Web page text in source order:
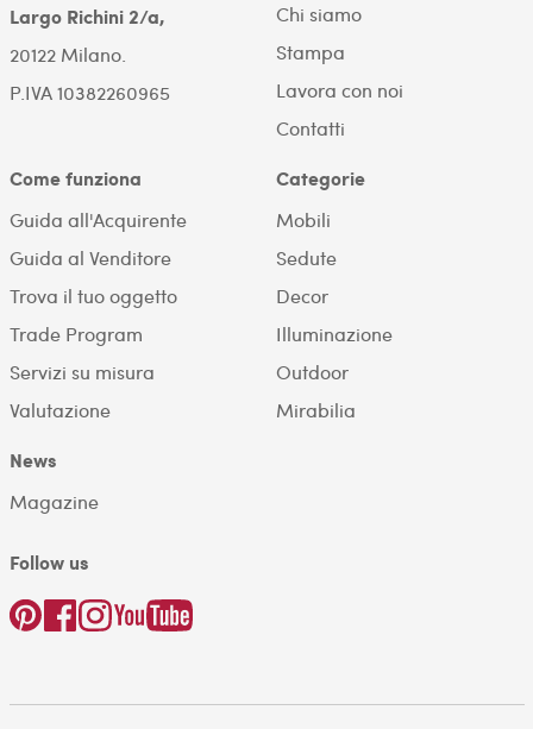
Largo Richini 2/a,
20122 Milano.
P.IVA 10382260965
Chi siamo
Stampa
Lavora con noi
Contatti
Come funziona
Guida all'Acquirente
Guida al Venditore
Trova il tuo oggetto
Trade Program
Servizi su misura
Valutazione
Categorie
Mobili
Sedute
Decor
Illuminazione
Outdoor
Mirabilia
News
Magazine
Follow us